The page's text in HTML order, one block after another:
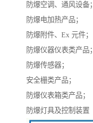
防爆空调、通风设备；
防爆电加热产品；
防爆附件、Ex 元件；
防爆仪器仪表类产品；
防爆传感器；
安全栅类产品；
防爆仪表箱类产品；
防爆灯具及控制装置